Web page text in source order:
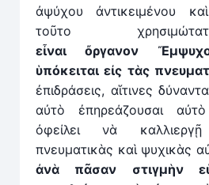
ἀψύχου ἀντικειμένου
τοῦτο
εἶναιὄργανον Ἔ
ὑπόκειται εἰς τὰς
ἐπιδράσεις, αἵτινες
αὐτὸ ἐπηρεάζουσαι
ὀφείλει νὰ
πνευματικὰς καὶ ψυχικὰς
ἀνὰ πᾶσαν στιγμὴν